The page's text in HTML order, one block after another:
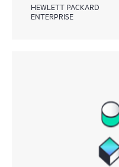
HEWLETT PACKARD
ENTERPRISE